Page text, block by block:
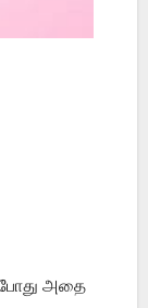
அதை